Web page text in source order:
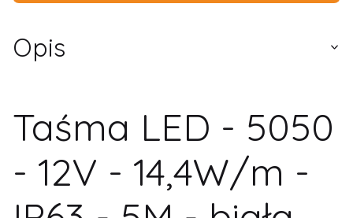
Opis
Taśma LED - 5050
- 12V - 14,4W/m -